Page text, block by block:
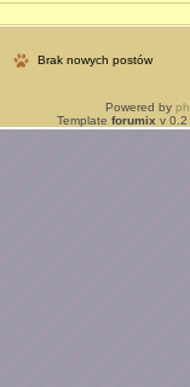
Brak nowych postów
Powered by
Template forumix v 0.2